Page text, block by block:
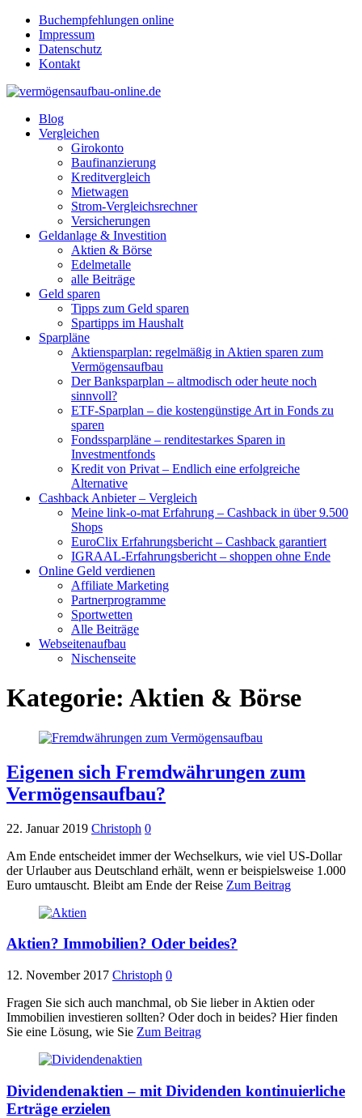
Buchempfehlungen online
Impressum
Datenschutz
Kontakt
Blog
Vergleichen
Girokonto
Baufinanzierung
Kreditvergleich
Mietwagen
Strom-Vergleichsrechner
Versicherungen
Geldanlage & Investition
Aktien & Börse
Edelmetalle
alle Beiträge
Geld sparen
Tipps zum Geld sparen
Spartipps im Haushalt
Sparpläne
Aktiensparplan: regelmäßig in Aktien sparen zum
Vermögensaufbau
Der Banksparplan – altmodisch oder heute noch
sinnvoll?
ETF-Sparplan – die kostengünstige Art in Fonds zu
sparen
Fondssparpläne – renditestarkes Sparen in
Investmentfonds
Kredit von Privat – Endlich eine erfolgreiche
Alternative
Cashback Anbieter – Vergleich
Meine link-o-mat Erfahrung – Cashback in über 9.500
Shops
EuroClix Erfahrungsbericht – Cashback garantiert
IGRAAL-Erfahrungsbericht – shoppen ohne Ende
Online Geld verdienen
Affiliate Marketing
Partnerprogramme
Sportwetten
Alle Beiträge
Webseitenaufbau
Nischenseite
Kategorie: Aktien & Börse
Eigenen sich Fremdwährungen zum
Vermögensaufbau?
22. Januar 2019 Christoph 0
Am Ende entscheidet immer der Wechselkurs, wie viel US-Dollar
der Urlauber aus Deutschland erhält, wenn er beispielsweise 1.000
Euro umtauscht. Bleibt am Ende der Reise Zum Beitrag
Aktien? Immobilien? Oder beides?
12. November 2017 Christoph 0
Fragen Sie sich auch manchmal, ob Sie lieber in Aktien oder
Immobilien investieren sollten? Oder doch in beides? Hier finden
Sie eine Lösung, wie Sie Zum Beitrag
Dividendenaktien – mit Dividenden kontinuierliche
Erträge erzielen